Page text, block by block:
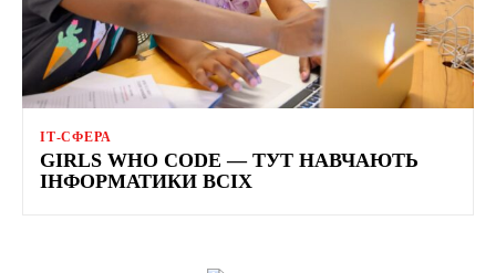
ІТ-СФЕРА
GIRLS WHO CODE — ТУТ НАВЧАЮТЬ
ІНФОРМАТИКИ ВСІХ